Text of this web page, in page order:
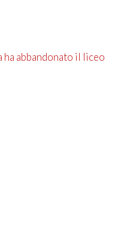
ha abbandonato il liceo